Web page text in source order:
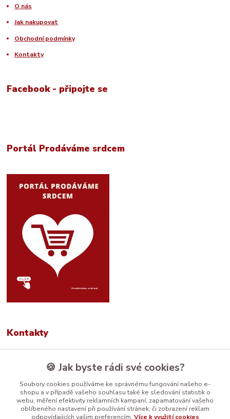
O nás
Jak nakupovat
Obchodní podmínky
Kontakty
Facebook - připojte se
Portál Prodáváme srdcem
Kontakty
Tamara Kuchařová
info@prodavamesrdcem.cz
🍪 Jak byste rádi své cookies?
Soubory cookies používáme ke správnému fungování našeho e-
shopu a v případě vašeho souhlasu také ke sledování statistik o
webu, měření efektivity reklamních kampaní, zapamatování vašeho
oblíbeného nastavení při používání stránek, či zobrazení reklam
odpovídajících vašim preferencím. Více k využití cookies